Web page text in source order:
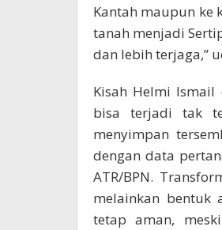
Kantah maupun ke
tanah menjadi
dan lebih terjaga,”
Kisah Helmi
bisa terjadi tak
menyimpan
dengan data
ATR/BPN.
melainkan bentuk
tetap aman,